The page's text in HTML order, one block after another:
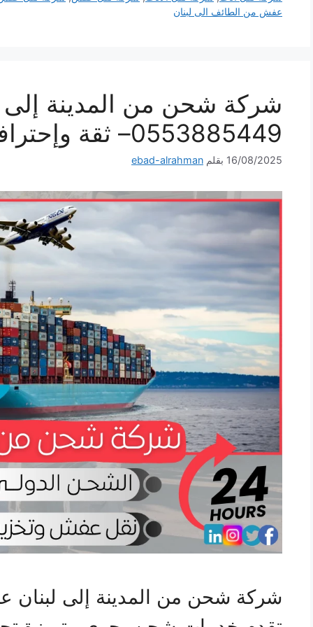
عفش من الطائف الى لبنان
شركة شحن من المدينة إلى
0553885449– ثقة وإحترافية لكل شحنة
16/08/2025 بقلم ebad-alrahman
شركة شحن من المدينة إلى لبنان